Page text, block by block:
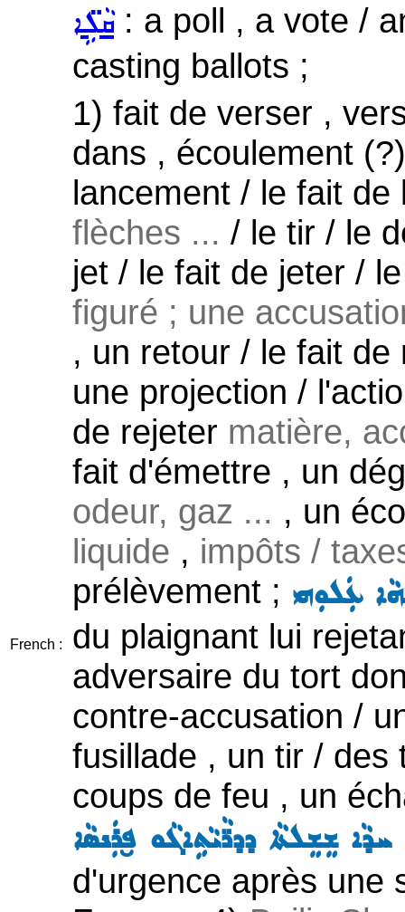
ܩܵܠܹ̈ܐ: a poll , a vote /
casting ballots ;
French :
1) fait de verser ,
dans , écoulement
lancement / le fait
flèches ... / le tir / le
jet / le fait de jeter /
figuré ; une
, un retour / le fait
une projection /
de rejeter matière,
fait d'émettre , un
odeur, gaz ... , un
liquide , impôts /
prélèvement ; ܥܲܠܘܼܗܝ
du plaignant lui
adversaire du tort
contre-accusation /
fusillade , un tir / des
coups de feu , un
ܚܕܵܐ ܫܸܫܸܠܬܵܐ ܕܕܪ̈ܵܝܵܬܹܐܓܵܘ ܦ̮ܪܲܢܣܵܐ
d'urgence après une